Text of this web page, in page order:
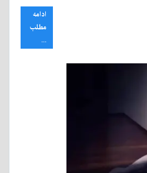
ادامه
مطلب
...